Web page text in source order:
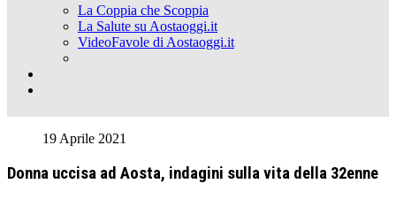
La Coppia che Scoppia
La Salute su Aostaoggi.it
VideoFavole di Aostaoggi.it
19 Aprile 2021
Donna uccisa ad Aosta, indagini sulla vita della 32enne